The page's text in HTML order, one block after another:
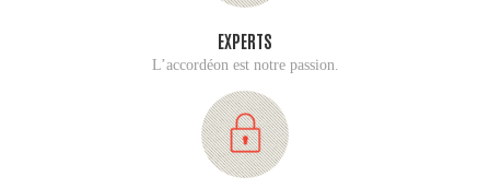
EXPERTS
L’accordéon est notre passion.